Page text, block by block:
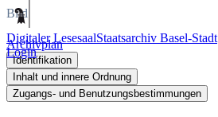
Digitaler LesesaalStaatsarchiv Basel-Stadt
Login
Bild
Archivplan
Identifikation
Inhalt und innere Ordnung
Zugangs- und Benutzungsbestimmungen